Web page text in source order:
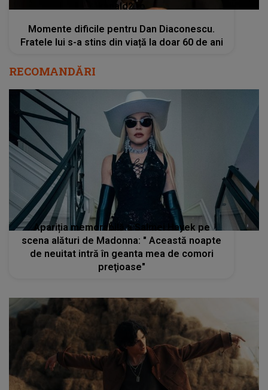
kanald2.ro
Momente dificile pentru Dan Diaconescu.
Fratele lui s-a stins din viață la doar 60 de ani
RECOMANDĂRI
Apariția memorabilă a Salmei Hayek pe
scena alături de Madonna: " Această noapte
de neuitat intră în geanta mea de comori
preţioase"